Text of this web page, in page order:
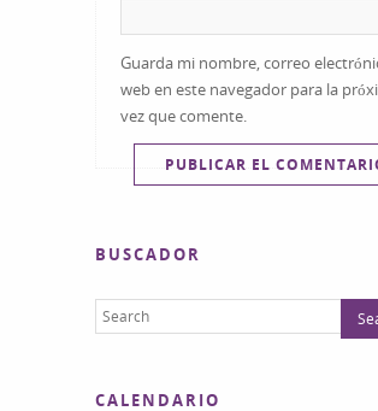
Guarda mi nombre, correo
web en este navegador para la
vez que comente.
BUSCADOR
CALENDARIO